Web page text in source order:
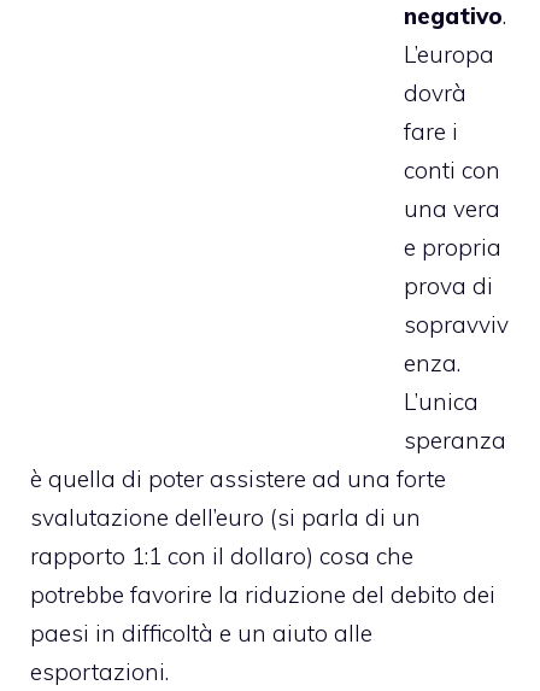
negativo.
L’europa
dovrà
fare i
conti con
una vera
e propria
prova di
sopravviv
enza.
L’unica
speranza
è quella di poter assistere ad una forte
svalutazione dell’euro (si parla di un
rapporto 1:1 con il dollaro) cosa che
potrebbe favorire la riduzione del debito dei
paesi in difficoltà e un aiuto alle
esportazioni.